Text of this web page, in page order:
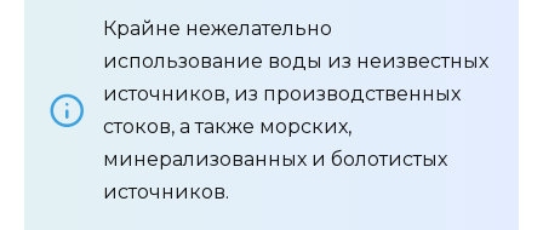
Крайне нежелательно
использование воды из неизвестных
источников, из производственных
стоков, а также морских,
минерализованных и болотистых
источников.